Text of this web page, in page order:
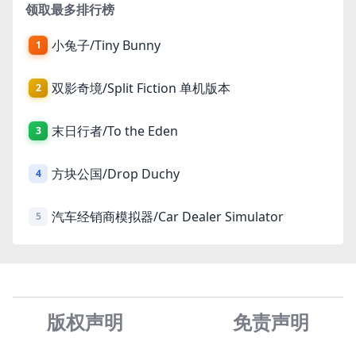
领取最多排行榜
1 小兔子/Tiny Bunny
2 双影奇境/Split Fiction 单机版本
3 末日行者/To the Eden
4 方块公国/Drop Duchy
5 汽车经销商模拟器/Car Dealer Simulator
版权声明 免责声明